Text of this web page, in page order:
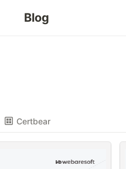
Blog
Certbear